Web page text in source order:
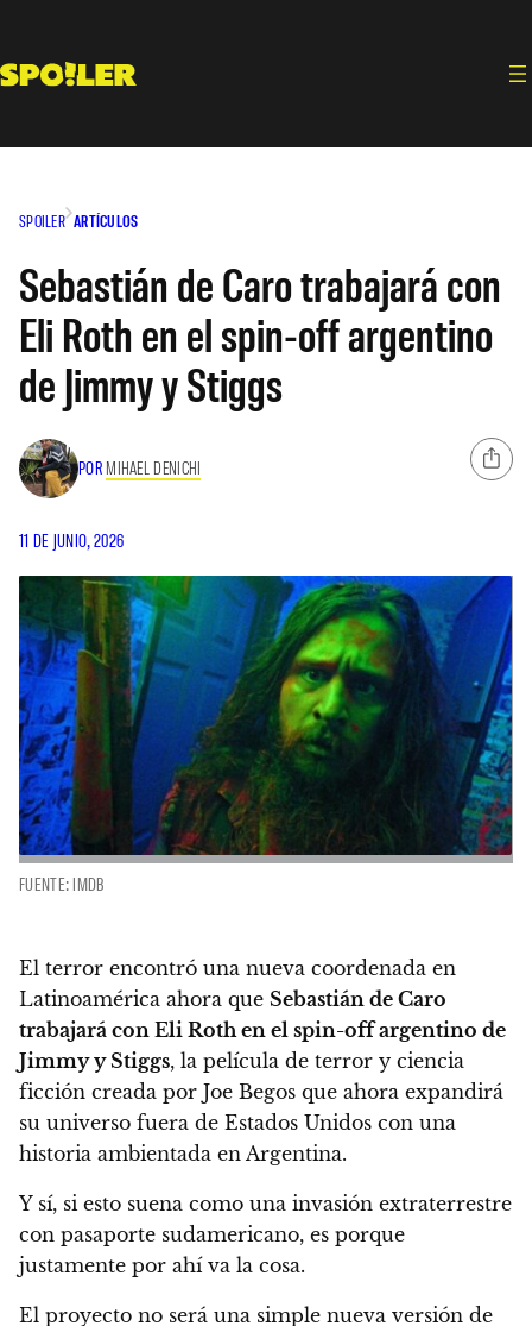
contenido
SPOILER ARTÍCULOS
Sebastián de Caro trabajará con
Eli Roth en el spin-off argentino
de Jimmy y Stiggs
POR MIHAEL DENICHI
11 DE JUNIO, 2026
FUENTE: IMDB
El terror encontró una nueva coordenada en
Latinoamérica ahora que Sebastián de Caro
trabajará con Eli Roth en el spin-off argentino de
Jimmy y Stiggs, la película de terror y ciencia
ficción creada por Joe Begos que ahora expandirá
su universo fuera de Estados Unidos con una
historia ambientada en Argentina.
Y sí, si esto suena como una invasión extraterrestre
con pasaporte sudamericano, es porque
justamente por ahí va la cosa.
El proyecto no será una simple nueva versión de